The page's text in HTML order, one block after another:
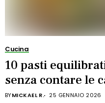
Cucina
10 pasti
senza contare le
BYMICKAEL R. 25 GENNAIO 2026